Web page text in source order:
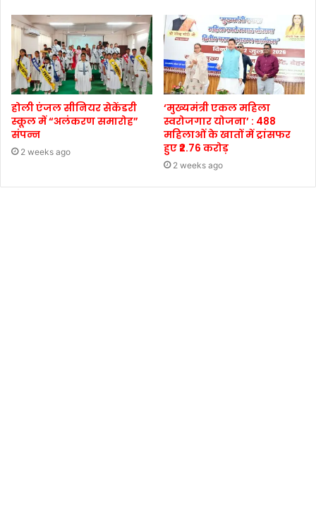
होली एंजल सीनियर सेकेंडरी
स्कूल में “अलंकरण समारोह”
संपन्न
2 weeks ago
‘मुख्यमंत्री एकल महिला
स्वरोजगार योजना’ : 488
महिलाओं के खातों में ट्रांसफर
हुए ₹2.76 करोड़
2 weeks ago